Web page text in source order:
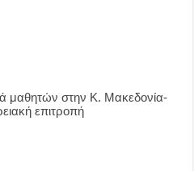
μαθητών στην Κ. Μακεδονία-
επιτροπή